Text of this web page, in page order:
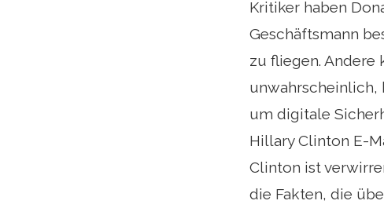
Kritiker haben
Geschäftsmann
zu fliegen.
unwahrscheinlich,
um digitale
Hillary Clinton E-
Clinton ist
die Fakten, die